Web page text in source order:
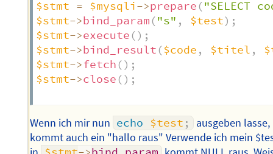
$stmt = $mysqli->prepare ("SELECT
$stmt->bind_param ("s" , $test) ;
$stmt->execute () ;
$stmt->bind_result ($code , $titel ,
$stmt->fetch () ;
$stmt->close () ;
Wenn ich mir nun echo $test ;
ausgeben lasse,
kommt auch ein "hallo raus" Verwende ich mein